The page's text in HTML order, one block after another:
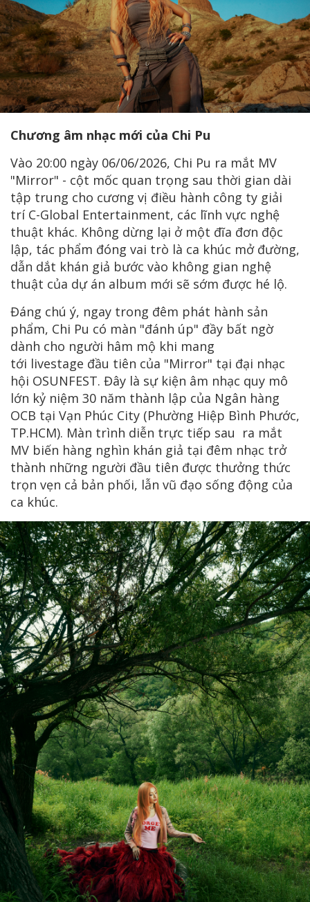
Chương âm nhạc mới của Chi Pu
Vào 20:00 ngày 06/06/2026, Chi Pu ra mắt MV
"Mirror" - cột mốc quan trọng sau thời gian dài
tập trung cho cương vị điều hành công ty giải
trí C-Global Entertainment, các lĩnh vực nghệ
thuật khác. Không dừng lại ở một đĩa đơn độc
lập, tác phẩm đóng vai trò là ca khúc mở đường,
dẫn dắt khán giả bước vào không gian nghệ
thuật của dự án album mới sẽ sớm được hé lộ.
Đáng chú ý, ngay trong đêm phát hành sản
phẩm, Chi Pu có màn "đánh úp" đầy bất ngờ
dành cho người hâm mộ khi mang
tới livestage đầu tiên của "Mirror" tại đại nhạc
hội OSUNFEST. Đây là sự kiện âm nhạc quy mô
lớn kỷ niệm 30 năm thành lập của Ngân hàng
OCB tại Vạn Phúc City (Phường Hiệp Bình Phước,
TP.HCM). Màn trình diễn trực tiếp sau ra mắt
MV biến hàng nghìn khán giả tại đêm nhạc trở
thành những người đầu tiên được thưởng thức
trọn vẹn cả bản phối, lẫn vũ đạo sống động của
ca khúc.